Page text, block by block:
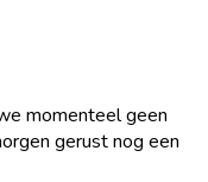
momenteel geen
gerust nog een